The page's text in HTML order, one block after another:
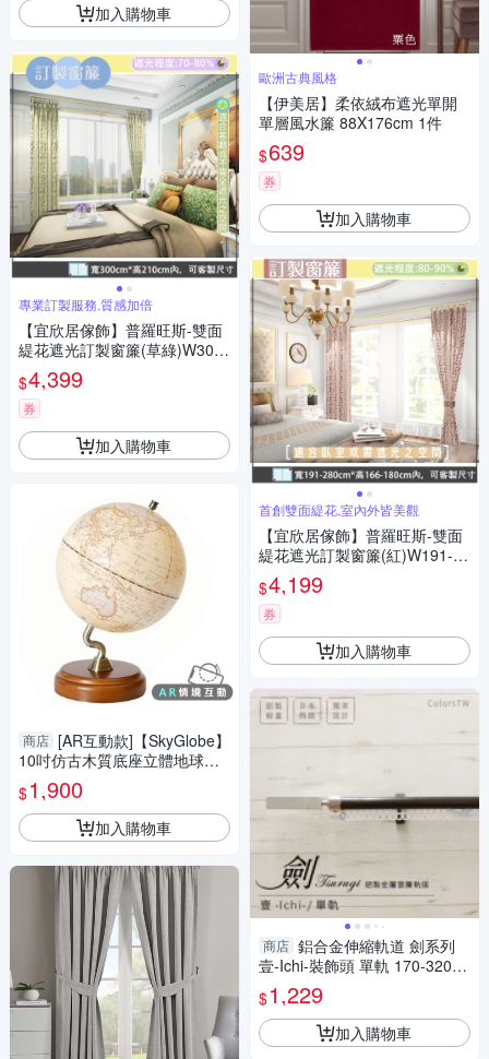
加入購物車
專業訂製服務,質感加倍
【宜欣居傢飾】普羅旺斯-雙面
緹花遮光訂製窗簾(草綠)W300*
H210cm以內/台灣製
$4,399
券
加入購物車
商店 [AR互動款]【SkyGlobe】
10吋仿古木質底座立體地球儀
(中英文對照)
$1,900
加入購物車
歐洲古典風格
【伊美居】柔依絨布遮光單開
單層風水簾 88X176cm 1件
$639
券
加入購物車
首創雙面緹花,室內外皆美觀
【宜欣居傢飾】普羅旺斯-雙面
緹花遮光訂製窗簾(紅)W191-28
0*H166-180cm以內*2片
$4,199
券
加入購物車
商店 鋁合金伸縮軌道 劍系列
壹-Ichi-裝飾頭 單軌 170-320c
m 造型窗簾軌道DIY 遮光窗簾
專用軌道
$1,229
加入購物車